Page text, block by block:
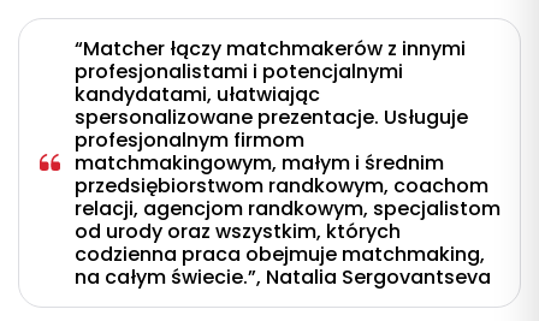
“Matcher łączy matchmakerów z innymi
profesjonalistami i potencjalnymi
kandydatami, ułatwiając
spersonalizowane prezentacje. Usługuje
profesjonalnym firmom
matchmakingowym, małym i średnim
przedsiębiorstwom randkowym, coachom
relacji, agencjom randkowym, specjalistom
od urody oraz wszystkim, których
codzienna praca obejmuje matchmaking,
na całym świecie.”, Natalia Sergovantseva